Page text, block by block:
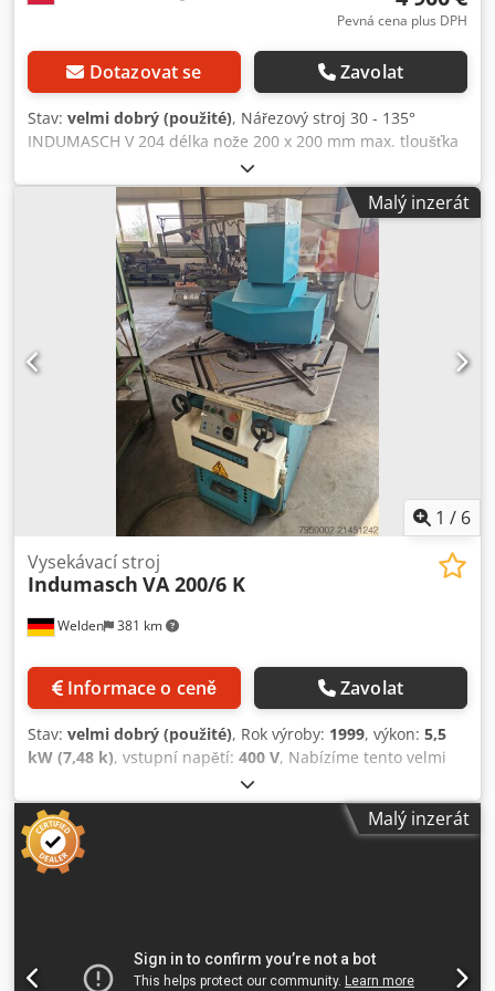
Pevná cena plus DPH
Dotazovat se Zavolat
Stav: velmi dobrý (použité), Nářezový stroj 30 - 135°
INDUMASCH V 204 délka nože 200 x 200 mm max. tloušťka
plechu: Dodjunyk Aepfx Akpock měkká ocel 4 mm Výkon
pohonu 4 kW Rozměry D x Š x V 1700 x 1000 x 1500 mm
Hmotnost 940 kg
Malý inzerát
1 / 6
Welden 381 km
Vysekávací stroj
Indumasch VA 200/6 K
Informace o ceně Zavolat
Stav: velmi dobrý (použité), Rok výroby: 1999, výkon: 5,5
kW (7,48 k), vstupní napětí: 400 V, Nabízíme tento velmi
dobře zachovalý vysekávací stroj Indumasch VA 200/6 K,
rok výroby 1999. Dcedpfx Akeyrytmopok Jmenovité napětí:
400 V V případě dotazů nebo zájmu o více informací nám
neváhejte napsat zprávu nebo zavolat.
Malý inzerát